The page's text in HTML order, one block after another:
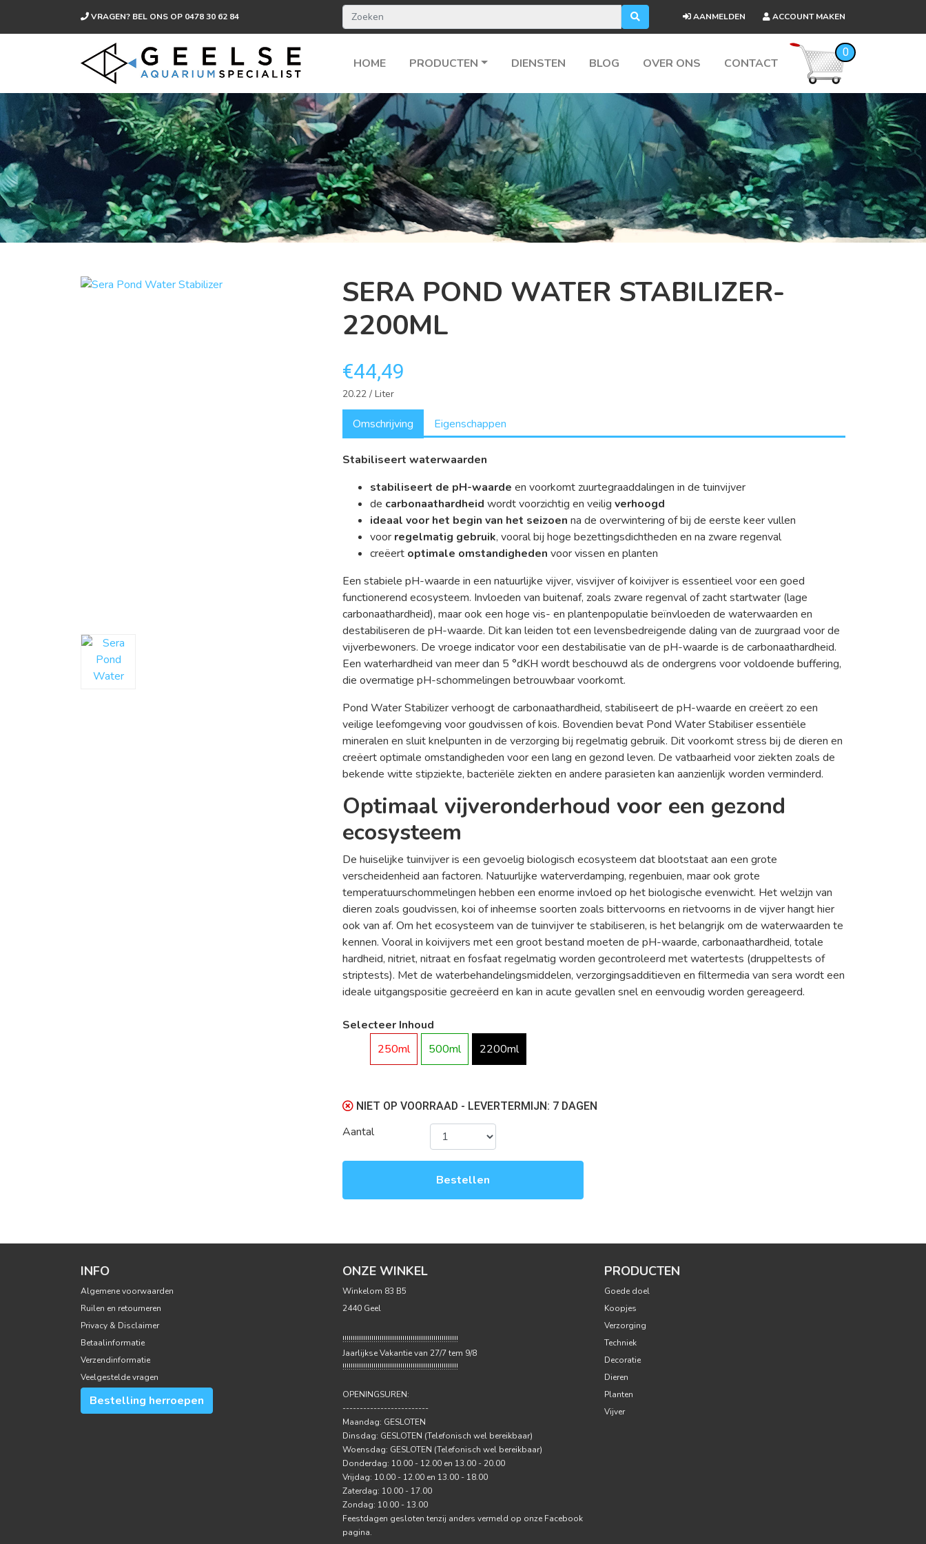
VRAGEN? BEL ONS OP 0478 30 62 84 AANMELDEN ACCOUNT MAKEN
HOME PRODUCTEN DIENSTEN BLOG OVER ONS CONTACT
0
SERA POND WATER STABILIZER-
2200ML
€44,49
20.22 / Liter
Omschrijving Eigenschappen
Stabiliseert waterwaarden
stabiliseert de pH-waarde en voorkomt zuurtegraaddalingen in de tuinvijver
de carbonaathardheid wordt voorzichtig en veilig verhoogd
ideaal voor het begin van het seizoen na de overwintering of bij de eerste keer vullen
voor regelmatig gebruik, vooral bij hoge bezettingsdichtheden en na zware regenval
creëert optimale omstandigheden voor vissen en planten
Een stabiele pH-waarde in een natuurlijke vijver, visvijver of koivijver is essentieel voor een goed
functionerend ecosysteem. Invloeden van buitenaf, zoals zware regenval of zacht startwater (lage
carbonaathardheid), maar ook een hoge vis- en plantenpopulatie beïnvloeden de waterwaarden en
destabiliseren de pH-waarde. Dit kan leiden tot een levensbedreigende daling van de zuurgraad voor de
vijverbewoners. De vroege indicator voor een destabilisatie van de pH-waarde is de carbonaathardheid.
Een waterhardheid van meer dan 5 °dKH wordt beschouwd als de ondergrens voor voldoende buffering,
die overmatige pH-schommelingen betrouwbaar voorkomt.
Pond Water Stabilizer verhoogt de carbonaathardheid, stabiliseert de pH-waarde en creëert zo een
veilige leefomgeving voor goudvissen of kois. Bovendien bevat Pond Water Stabiliser essentiële
mineralen en sluit knelpunten in de verzorging bij regelmatig gebruik. Dit voorkomt stress bij de dieren en
creëert optimale omstandigheden voor een lang en gezond leven. De vatbaarheid voor ziekten zoals de
bekende witte stipziekte, bacteriële ziekten en andere parasieten kan aanzienlijk worden verminderd.
Optimaal vijveronderhoud voor een gezond
ecosysteem
De huiselijke tuinvijver is een gevoelig biologisch ecosysteem dat blootstaat aan een grote
verscheidenheid aan factoren. Natuurlijke waterverdamping, regenbuien, maar ook grote
temperatuurschommelingen hebben een enorme invloed op het biologische evenwicht. Het welzijn van
dieren zoals goudvissen, koi of inheemse soorten zoals bittervoorns en rietvoorns in de vijver hangt hier
ook van af. Om het ecosysteem van de tuinvijver te stabiliseren, is het belangrijk om de waterwaarden te
kennen. Vooral in koivijvers met een groot bestand moeten de pH-waarde, carbonaathardheid, totale
hardheid, nitriet, nitraat en fosfaat regelmatig worden gecontroleerd met watertests (druppeltests of
striptests). Met de waterbehandelingsmiddelen, verzorgingsadditieven en filtermedia van sera wordt een
ideale uitgangspositie gecreëerd en kan in acute gevallen snel en eenvoudig worden gereageerd.
Selecteer Inhoud
250ml
500ml 2200ml
NIET OP VOORRAAD - LEVERTERMIJN: 7 DAGEN
Aantal
Bestellen
INFO
Algemene voorwaarden
Ruilen en retourneren
Privacy & Disclaimer
Betaalinformatie
Verzendinformatie
Veelgestelde vragen
Bestelling herroepen
ONZE WINKEL
Winkelom 83 B5
2440 Geel
!!!!!!!!!!!!!!!!!!!!!!!!!!!!!!!!!!!!!!!!!!!!!!!!!!!!!!!!
Jaarlijkse Vakantie van 27/7 tem 9/8
!!!!!!!!!!!!!!!!!!!!!!!!!!!!!!!!!!!!!!!!!!!!!!!!!!!!!!!!
OPENINGSUREN:
-------------------------
Maandag: GESLOTEN
Dinsdag: GESLOTEN (Telefonisch wel bereikbaar)
Woensdag: GESLOTEN (Telefonisch wel bereikbaar)
Donderdag: 10.00 - 12.00 en 13.00 - 20.00
Vrijdag: 10.00 - 12.00 en 13.00 - 18.00
Zaterdag: 10.00 - 17.00
Zondag: 10.00 - 13.00
Feestdagen gesloten tenzij anders vermeld op onze Facebook
pagina.
PRODUCTEN
Goede doel
Koopjes
Verzorging
Techniek
Decoratie
Dieren
Planten
Vijver